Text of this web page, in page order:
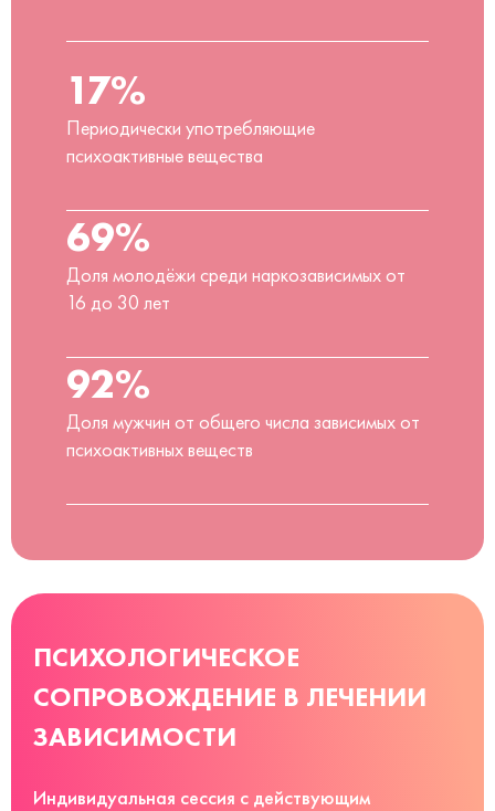
17%
Периодически употребляющие
психоактивные вещества
69%
Доля молодёжи среди наркозависимых от
16 до 30 лет
92%
Доля мужчин от общего числа зависимых от
психоактивных веществ
ПСИХОЛОГИЧЕСКОЕ
СОПРОВОЖДЕНИЕ В ЛЕЧЕНИИ
ЗАВИСИМОСТИ
Индивидуальная сессия с действующим